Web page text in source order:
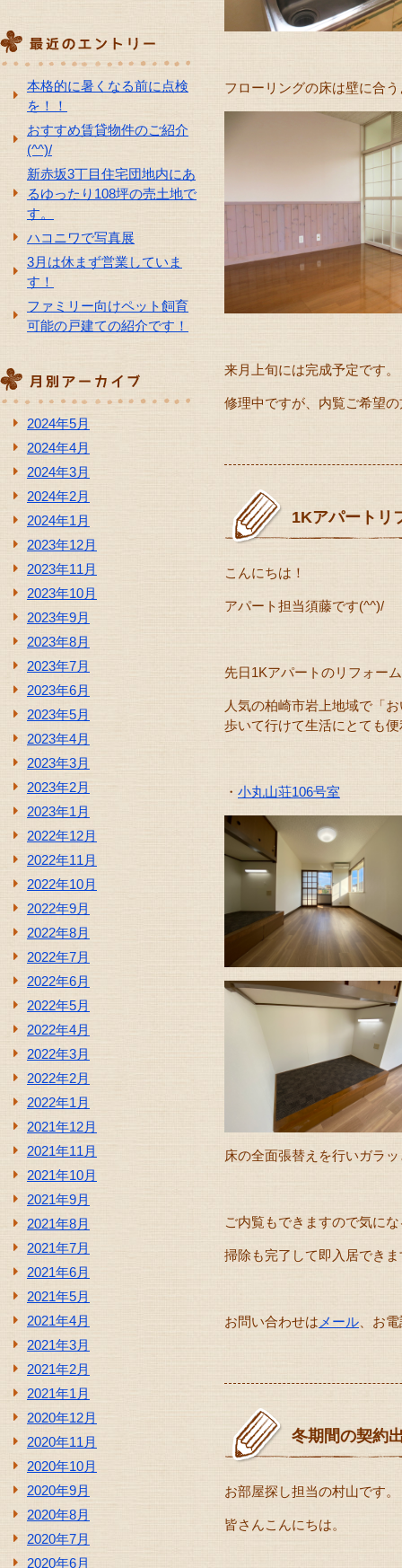
本格的に暑くなる前に点検
を！！
おすすめ賃貸物件のご紹介
(^^)/
新赤坂3丁目住宅団地内にあ
るゆったり108坪の売土地で
す。
ハコニワで写真展
3月は休まず営業していま
す！
ファミリー向けペット飼育
可能の戸建ての紹介です！
2024年5月
2024年4月
2024年3月
2024年2月
2024年1月
2023年12月
2023年11月
2023年10月
2023年9月
2023年8月
2023年7月
2023年6月
2023年5月
2023年4月
2023年3月
2023年2月
2023年1月
2022年12月
2022年11月
2022年10月
2022年9月
2022年8月
2022年7月
2022年6月
2022年5月
2022年4月
2022年3月
2022年2月
2022年1月
2021年12月
2021年11月
2021年10月
2021年9月
2021年8月
2021年7月
2021年6月
2021年5月
2021年4月
2021年3月
2021年2月
2021年1月
2020年12月
2020年11月
2020年10月
2020年9月
2020年8月
2020年7月
2020年6月
フローリングの床は壁に合
来月上旬には完成予定です。
修理中ですが、内覧ご希望
1Kアパートリ
こんにちは！
アパート担当須藤です(^^)/
先日1Kアパートのリフォー
人気の柏崎市岩上地域で「
歩いて行けて生活にとても
・ 小丸山荘106号室
床の全面張替えを行いガラ
ご内覧もできますので気に
掃除も完了して即入居でき
お問い合わせは メール 、お
冬期間の契約
お部屋探し担当の村山です。
皆さんこんにちは。